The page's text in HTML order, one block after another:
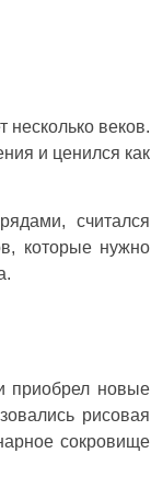
веков.
и ценился как
считался
которые нужно
приобрел новые
рисовая
сокровище